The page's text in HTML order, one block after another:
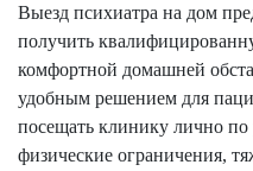
Выезд психиатра на дом
получить
комфортной домашней
удобным решением для
посещать клинику лично
физические ограничения,